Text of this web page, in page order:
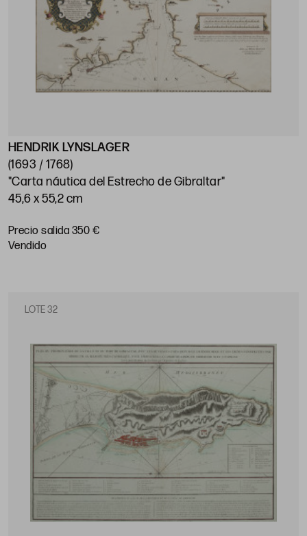
HENDRIK LYNSLAGER
(1693 / 1768)
"Carta náutica del Estrecho de Gibraltar"
45,6 x 55,2 cm
Precio salida 350 €
vendido
LOTE 32